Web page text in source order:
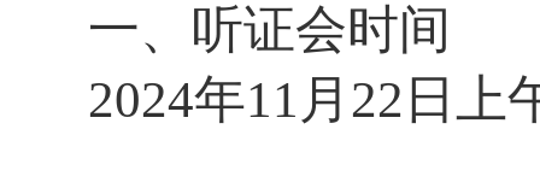
一、听证会时间
2024年11 月 22 日上